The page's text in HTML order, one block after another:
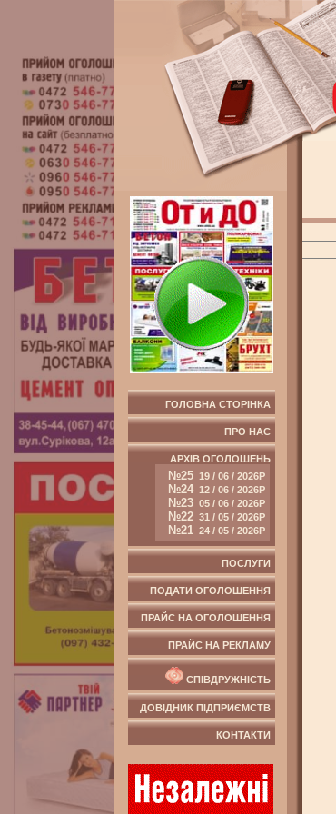
ГОЛОВНА СТОРІНКА
ПРО НАС
АРХІВ ОГОЛОШЕНЬ
№25 19 / 06 / 2026Р
№24 12 / 06 / 2026Р
№23 05 / 06 / 2026Р
№22 31 / 05 / 2026Р
№21 24 / 05 / 2026Р
ПОСЛУГИ
ПОДАТИ ОГОЛОШЕННЯ
ПРАЙС НА ОГОЛОШЕННЯ
ПРАЙС НА РЕКЛАМУ
СПІВДРУЖНІСТЬ
ДОВІДНИК ПІДПРИЄМСТВ
КОНТАКТИ